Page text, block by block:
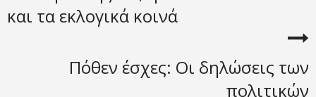
και τα εκλογικά κοινά
Πόθεν έσχες: Οι δηλώσεις των
πολιτικών